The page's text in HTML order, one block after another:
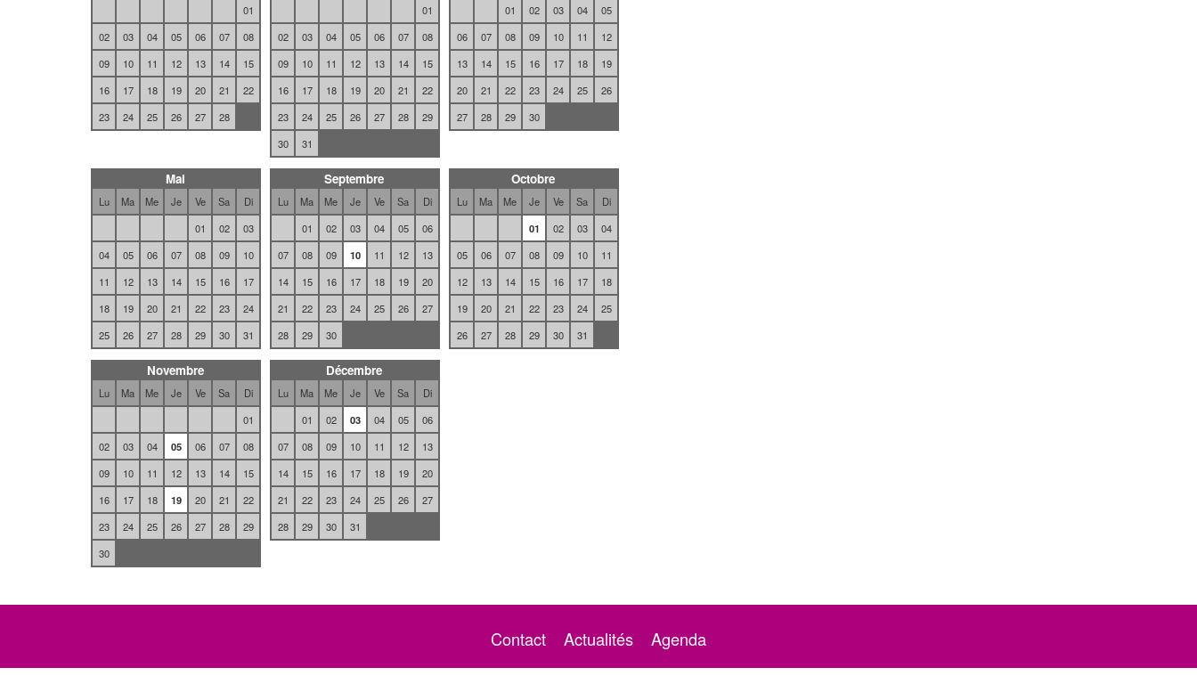
01
02
03 04 05 06 07
08
09
10 11 12 13 14
15
16
17 18 19 20 21
22
23
24 25 26 27 28
01
02
03 04 05 06 07
08
09
10 11 12 13 14
15
16
17 18 19 20 21
22
23
24 25 26 27 28
29
30
31
01
02 03 04
05
06
07 08 09 10 11
12
13
14 15 16 17 18
19
20
21 22 23 24 25
26
27
28 29 30
Mai
Lu Ma Me Je Ve Sa
Di
01
02
03
04
05 06 07 08 09
10
11
12 13 14 15 16
17
18
19 20 21 22 23
24
25
26 27 28 29 30 31
Septembre
Lu Ma Me Je Ve Sa
Di
01
02 03 04 05
06
07
08 09 10 11 12
13
14
15 16 17 18 19
20
21
22 23 24 25 26
27
28
29 30
Octobre
Lu Ma Me Je Ve Sa
Di
01
02 03
04
05
06 07 08 09 10
11
12
13 14 15 16 17
18
19
20 21 22 23 24
25
26
27 28 29 30 31
Novembre
Lu Ma Me Je Ve Sa
Di
01
02
03 04 05 06 07
08
09
10 11 12 13 14
15
16
17 18 19 20 21
22
23
24 25 26 27 28
29
30
Décembre
Lu Ma Me Je Ve Sa
Di
01
02 03 04 05
06
07
08 09 10 11 12
13
14
15 16 17 18 19
20
21
22 23 24 25 26
27
28
29 30 31
Contact Actualités Agenda